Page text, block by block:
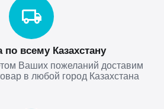
по всему Казахстану
Ваших пожеланий доставим
в любой город Казахстана